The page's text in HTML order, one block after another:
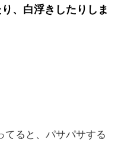
、白浮きしたりしま
てると、パサパサする